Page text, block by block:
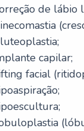
de lábio
capilar;
facial